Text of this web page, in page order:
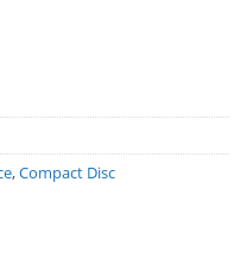
,Compact Disc